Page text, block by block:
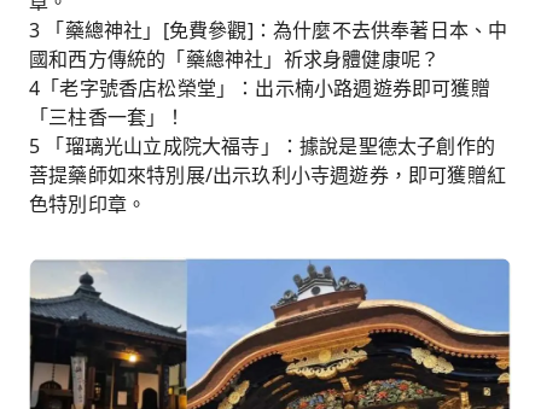
3 「藥總神社」[免費參觀]：為什麼不去供奉著日本、中
國和西方傳統的「藥總神社」祈求身體健康呢？
4「老字號香店松榮堂」：出示楠小路週遊券即可獲贈
「三柱香一套」！
5 「瑠璃光山立成院大福寺」：據說是聖德太子創作的
菩提藥師如來特別展/出示玖利小寺週遊券，即可獲贈紅
色特別印章。